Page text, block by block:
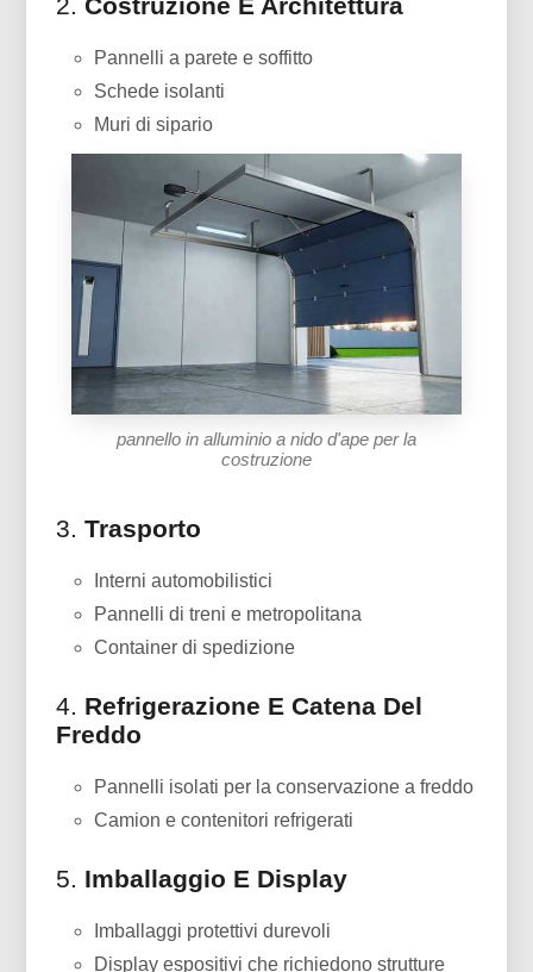
Pannelli a parete e soffitto
Schede isolanti
Muri di sipario
pannello in alluminio a nido d'ape per la
costruzione
3.Trasporto
Interni automobilistici
Pannelli di treni e metropolitana
Container di spedizione
4. Refrigerazione E Catena Del
Freddo
Pannelli isolati per la conservazione a freddo
Camion e contenitori refrigerati
5. Imballaggio E Display
Imballaggi protettivi durevoli
Display espositivi che richiedono strutture